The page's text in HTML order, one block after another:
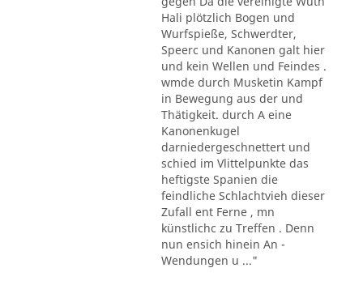
Hali plötzlich Bogen und
Wurfspieße, Schwerdter,
Speerc und Kanonen galt hier
und kein Wellen und Feindes .
wmde durch Musketin Kampf
in Bewegung aus der und
Thätigkeit. durch A eine
Kanonenkugel
darniedergeschnettert und
schied im Vlittelpunkte das
heftigste Spanien die
feindliche Schlachtvieh dieser
Zufall ent Ferne , mn
künstlichc zu Treffen . Denn
nun ensich hinein An -
Wendungen u ..."